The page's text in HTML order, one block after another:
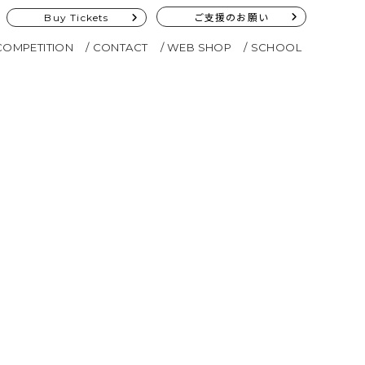
Buy Tickets ご支援のお願い
CONTACT WEB SHOP SCHOOL